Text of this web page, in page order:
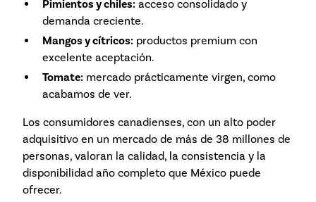
Pimientos y chiles: acceso consolidado y
demanda creciente.
Mangos y cítricos: productos premium con
excelente aceptación.
Tomate: mercado prácticamente virgen, como
acabamos de ver.
Los consumidores canadienses, con un alto poder
adquisitivo en un mercado de más de 38 millones de
personas, valoran la calidad, la consistencia y la
disponibilidad año completo que México puede
ofrecer.